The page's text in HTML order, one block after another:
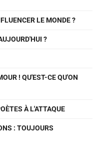
LE MONDE ?
?
! QU'EST-CE QU'ON
À L'ATTAQUE
: TOUJOURS